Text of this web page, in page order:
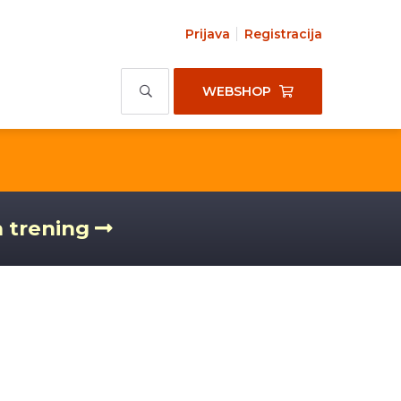
Prijava Registracija
WEBSHOP
trening